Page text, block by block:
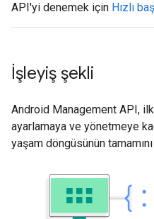
API'yi denemek için Hızlı
İşleyiş şekli
Android Management API,
ayarlamaya ve yönetmeye
yaşam döngüsünün